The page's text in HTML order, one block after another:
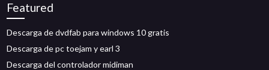
Featured
Descarga de dvdfab para windows 10 gratis
Descarga de pc toejam y earl 3
Descarga del controlador midiman